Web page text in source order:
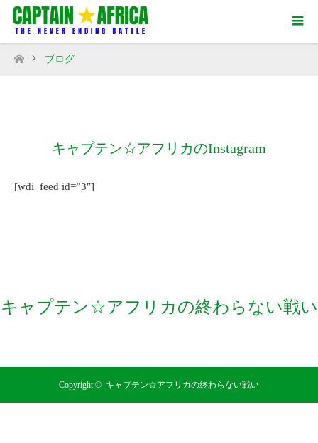
ホーム
ブログ
キャプテン☆アフリカのInstagram
[wdi_feed id=”3″]
キャプテン☆アフリカの終わらない戦い
Copyright © キャプテン☆アフリカの終わらない戦い